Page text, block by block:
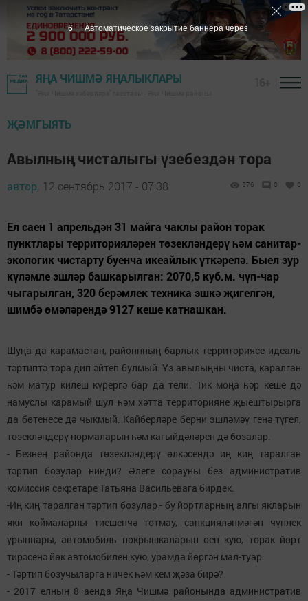
ЯҢА ЧИШМӘ ЯҢАЛЫКЛАРЫ
ҖӘМГЫЯТЬ
Авылның чисталыгы үзебездән тора
автор, 12 сентябрь 2017 - 07:38 576 0 0
Ел саен 1 апрельдән 31 майга чаклы район торак
пунктлары территорияләрен төзекләндерү һәм санитар-
экологик чистарту буенча икеайлык үткәрелә. Быел зур
күләмле эшләр башкарылган: 2070,5 куб.м. чүп-чар
чыгарылган, 320 берәмлек техника эшкә җигелгән,
шимбә өмәләрендә 9127 кеше катнашкан.
Шуңа да карамастан, районнның барлык территориясе идеаль
тәртиптә тора дип әйтеп булмый. Үз авылыңны чиста, каралган
һәм матур килеш күрергә бар да тели. Тик моңа һәр кеше дә
намуслы карамый шул һәм хәтта территорияне җыештырырга
да бөтенесе дә чыкмый. Кайберләре берни эшләмәү генә түгел,
төзекләндерү нормаларын һәм кагыйдәләрен дә бозалар.
- Безнең районда төзекләндерү өлкәсендә иң киң таралган
тәртип бозулар нинди? Әлеге сорауны без административ
комиссия секретаре Татьяна Васильевага бирдек.
-Иң киң таралган тәртип бозулар - бу йортларның алгы якларын
яки коймаларны тиешенчә тотмау, санкцияләнмәгән чүплек
урыннары, автомобиль покрышкаларын өеп кую, торак йорт
тирәсенә йөк автомобилен кую, урамда йөргән мал-туар.
- Тәртип бозучыларга ничек һәм кем җәза бирә?
- 2017 елның 8 аенда Яңа Чишмә районында административ
5 Автоматическое закрытие баннера через